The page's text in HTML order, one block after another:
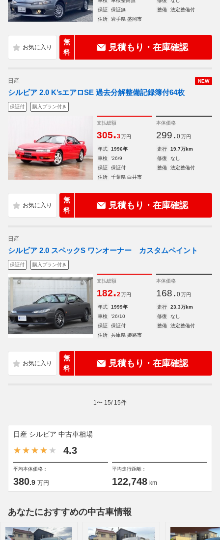
保証
保証無 整備
法定整備付
住所
岩手県 盛岡市
無
料
見積もり・在庫確認
NEW
日産
シルビア 2.0 K’sエアロSE 過去分解整備記録簿付64枚
保証付 購入プラン付き
支払総額
305.3 万円
本体価格
299. 0 万円
年式 1996年 走行
19.7万km
車検
'26/9 修復
なし
保証
保証付 整備
法定整備付
住所
千葉県 白井市
無
料
見積もり・在庫確認
日産
シルビア 2.0 スペックS ワンオーナー カスタムペイント
保証付 購入プラン付き
支払総額
182.2 万円
本体価格
168. 0 万円
年式 1999年 走行
23.3万km
車検
'26/10 修復
なし
保証
保証付 整備
法定整備付
住所
兵庫県 姫路市
無
料
見積もり・在庫確認
1 〜 15/ 15件
日産 シルビア 中古車相場
4.3
平均本体価格：
380.9 万円
平均走行距離：
122,748 km
あなたにおすすめの中古車情報